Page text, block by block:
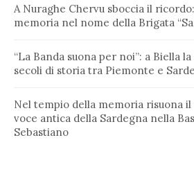
A Nuraghe Chervu sboccia il
memoria nel nome della Brigata
“La Banda suona per noi”: a Biella
secoli di storia tra Piemonte e
Nel tempio della memoria risuona
voce antica della Sardegna nella
Sebastiano